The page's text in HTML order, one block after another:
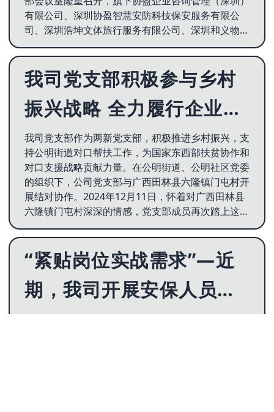
有限公司、深圳协盈智慧安防科技保安服务有限公
司、深圳浩坤文体旅行服务有限公司、深圳和义物业
管理有限公司负责人
我司党支部积极参与乡村
振兴战略 全力履行企业社
会责任
我司党支部作为两新党支部，积极推进乡村振兴，支
持公明街道对口帮扶工作，为国家东西部扶贫协作和
对口支援战略贡献力量。在公明街道、公明社区党委
的组织下，公司党支部与广西田林县六隆镇门屯村开
展结对协作。2024年12月11日，怀着对广西田林县
六隆镇门屯村深深的情感，党支部成员再次踏上这片
思念的热土，把美好
“紧贴岗位实战需求”—近
期，我司开展安保人员无
人机驾驶证培训
当前，低空应用与安保巡查深度融合。为使安保人员